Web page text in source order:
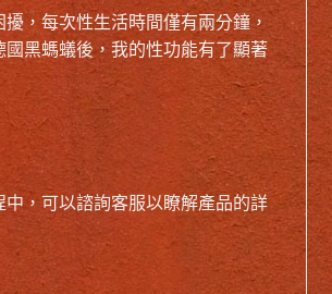
，每次性生活時間僅有兩分鐘，
黑螞蟻後，我的性功能有了顯著
，可以諮詢客服以瞭解產品的詳